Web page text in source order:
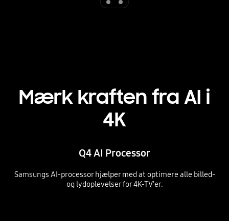
Mærk kraften fra AI i
4K
Q4 AI Processor
Samsungs AI-processor hjælper med at optimere alle billed-
og lydoplevelser for 4K-TV'er.